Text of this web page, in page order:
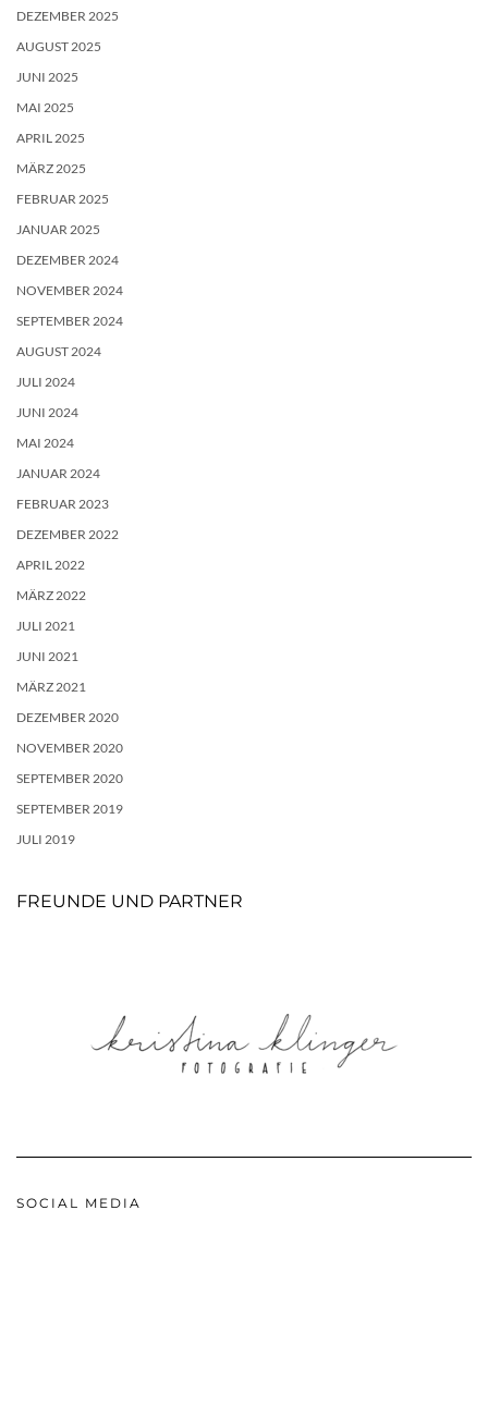
DEZEMBER 2025
AUGUST 2025
JUNI 2025
MAI 2025
APRIL 2025
MÄRZ 2025
FEBRUAR 2025
JANUAR 2025
DEZEMBER 2024
NOVEMBER 2024
SEPTEMBER 2024
AUGUST 2024
JULI 2024
JUNI 2024
MAI 2024
JANUAR 2024
FEBRUAR 2023
DEZEMBER 2022
APRIL 2022
MÄRZ 2022
JULI 2021
JUNI 2021
MÄRZ 2021
DEZEMBER 2020
NOVEMBER 2020
SEPTEMBER 2020
SEPTEMBER 2019
JULI 2019
FREUNDE UND PARTNER
SOCIAL MEDIA